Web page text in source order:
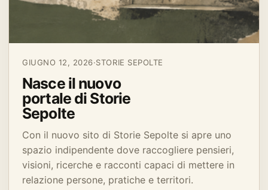
GIUGNO 12, 2026·STORIE SEPOLTE
Nasce il nuovo
portale di Storie
Sepolte
Con il nuovo sito di Storie Sepolte si apre uno
spazio indipendente dove raccogliere pensieri,
visioni, ricerche e racconti capaci di mettere in
relazione persone, pratiche e territori.